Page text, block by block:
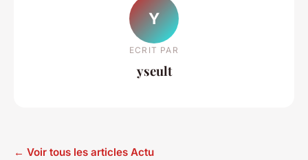
Y
ECRIT PAR
yseult
← Voir tous les articles Actu